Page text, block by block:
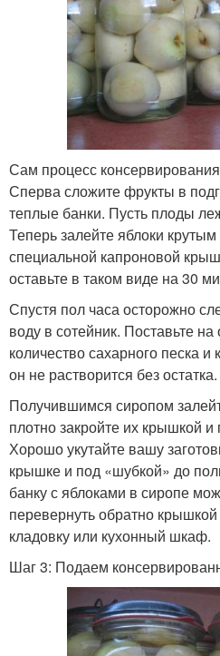
Сам процесс
Сперва сложите фрукты в
теплые банки. Пусть плоды
Теперь залейте яблоки
специальной капроновой
оставьте в таком виде на 30
Спустя пол часа осторожно
воду в сотейник. Поставьте
количество сахарного песка и
он не растворится без остатка.
Получившимся сиропом
плотно закройте их крышкой
Хорошо укутайте вашу
крышке и под «шубкой» до
банку с яблоками в сиропе
перевернуть обратно
кладовку или кухонный шкаф.
Шаг 3: Подаем